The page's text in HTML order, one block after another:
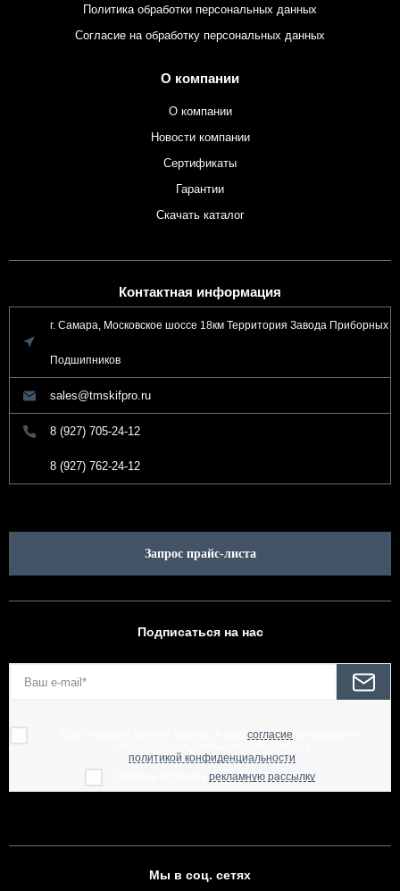
Политика обработки персональных данных
Согласие на обработку персональных данных
О компании
О компании
Новости компании
Сертификаты
Гарантии
Скачать каталог
Контактная информация
г. Самара, Московское шоссе 18км Территория Завода Приборных
Подшипников
sales@tmskifpro.ru
8 (927) 705-24-12
8 (927) 762-24-12
Запрос прайс-листа
Подписаться на нас
согласие
политикой конфиденциальности
рекламную рассылку
Мы в соц. сетях